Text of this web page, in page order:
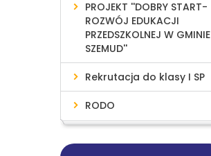
PROJEKT ''DOBRY START-
ROZWÓJ EDUKACJI
PRZEDSZKOLNEJ W GMINIE
SZEMUD''
Rekrutacja do klasy I SP
RODO